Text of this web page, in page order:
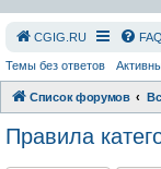
СGIG.RU FAQ
Темы без ответов
Список форумов
Правила